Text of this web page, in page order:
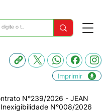
Imprimir
N°239/2026 - JEAN
Inexigibilidade N°008/2026